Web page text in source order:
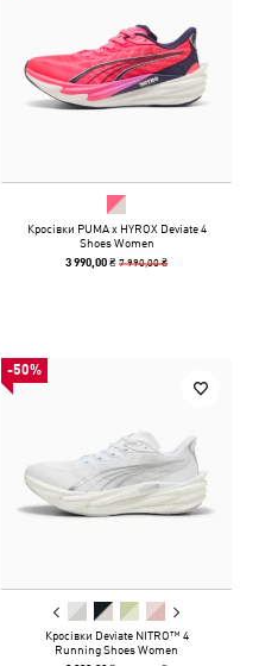
Кросівки PUMA x HYROX Deviate 4
Shoes Women
3 990,00 ₴7 990,00 ₴
-50%
Кросівки Deviate NITRO™ 4
Running Shoes Women